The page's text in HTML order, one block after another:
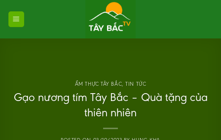
ẨM THỰC TÂY BẮC ,TIN TỨC
Gạo nương tím Tây Bắc – Quà tặng của
thiên nhiên